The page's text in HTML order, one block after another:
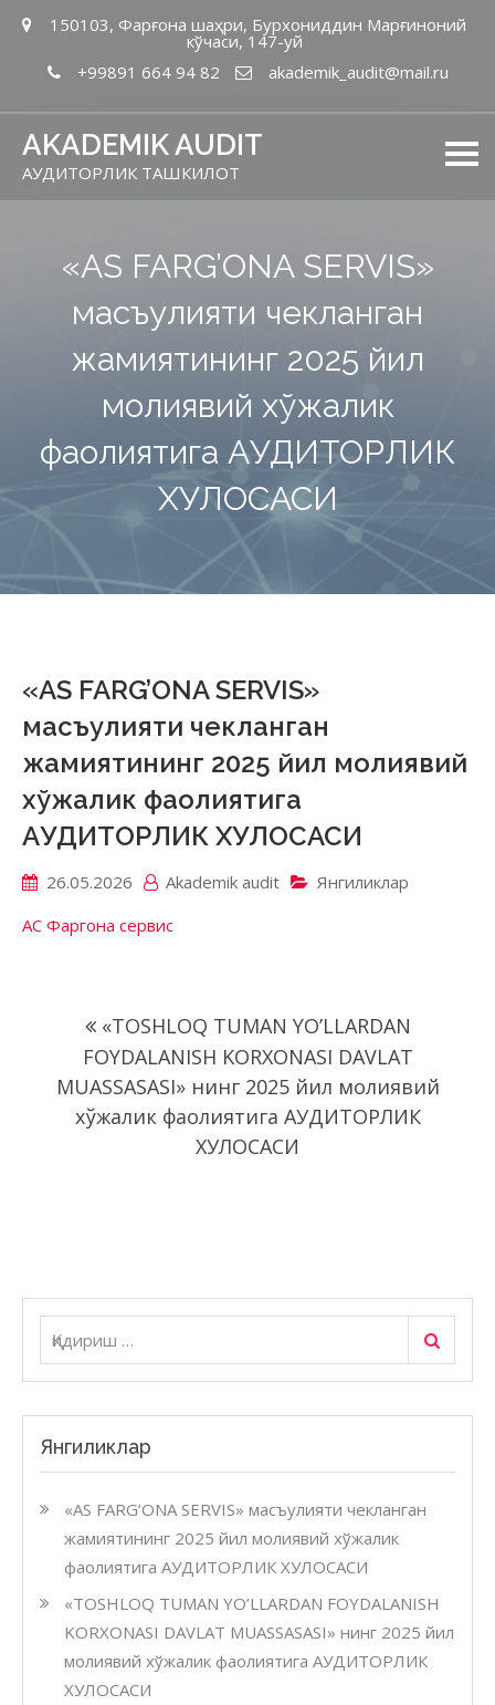
150103, Фарғона шаҳри, Бурхониддин Марғиноний
кўчаси, 147-уй
+99891 664 94 82
akademik_audit@mail.ru
AKADEMIK AUDIT
АУДИТОРЛИК ТАШКИЛОТ
«AS FARG’ONA SERVIS»
масъулияти чекланган
жамиятининг 2025 йил
молиявий хўжалик
фаолиятига АУДИТОРЛИК
ХУЛОСАСИ
«AS FARG’ONA SERVIS»
масъулияти чекланган
жамиятининг 2025 йил молиявий
хўжалик фаолиятига
АУДИТОРЛИК ХУЛОСАСИ
26.05.2026 Akademik аudit
Янгиликлар
АС Фаргона сервис
записям
«TOSHLOQ TUMAN YO’LLARDAN
FOYDALANISH KORXONASI DAVLAT
MUASSASASI» нинг 2025 йил молиявий
хўжалик фаолиятига АУДИТОРЛИК
ХУЛОСАСИ
Қидириш
Янгиликлар
«AS FARG’ONA SERVIS» масъулияти чекланган
жамиятининг 2025 йил молиявий хўжалик
фаолиятига АУДИТОРЛИК ХУЛОСАСИ
«TOSHLOQ TUMAN YO’LLARDAN FOYDALANISH
KORXONASI DAVLAT MUASSASASI» нинг 2025 йил
молиявий хўжалик фаолиятига АУДИТОРЛИК
ХУЛОСАСИ